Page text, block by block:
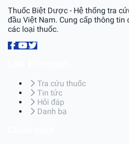
Thuốc Biệt Dược - Hệ thống tra
đầu Việt Nam. Cung cấp thông tin
các loại thuốc.
Tra cứu thuốc
Tin tức
Hỏi đáp
Danh bạ